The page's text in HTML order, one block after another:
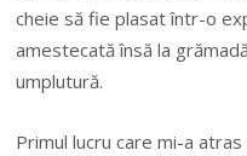
cheie să fie plasat într-o
amestecată însă la
umplutură.
Primul lucru care mi-a